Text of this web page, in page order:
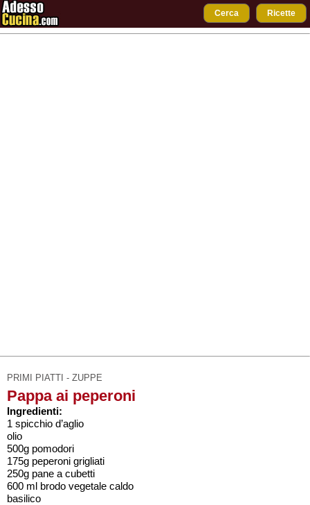
Cerca Ricette
PRIMI PIATTI - ZUPPE
Pappa ai peperoni
Ingredienti:
1 spicchio d’aglio
olio
500g pomodori
175g peperoni grigliati
250g pane a cubetti
600 ml brodo vegetale caldo
basilico